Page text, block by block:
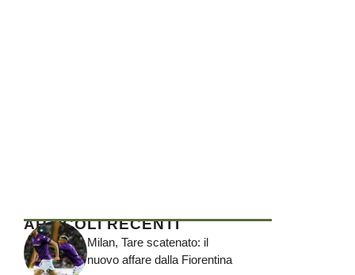
ARTICOLI RECENTI
Milan, Tare scatenato: il
nuovo affare dalla Fiorentina